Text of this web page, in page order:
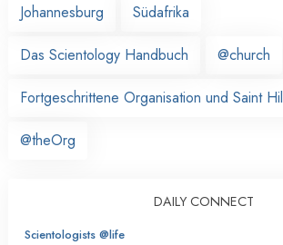
Johannesburg
Südafrika
Das Scientology Handbuch @church
Fortgeschrittene Organisation und Saint
@theOrg
DAILY CONNECT
Scientologists @life